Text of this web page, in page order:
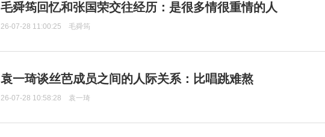
毛舜筠回忆和张国荣交往经历：是很多情很重情的人
26-07-28 11:00:25 毛舜筠
袁一琦谈丝芭成员之间的人际关系：比唱跳难熬
26-07-28 10:58:28 袁一琦